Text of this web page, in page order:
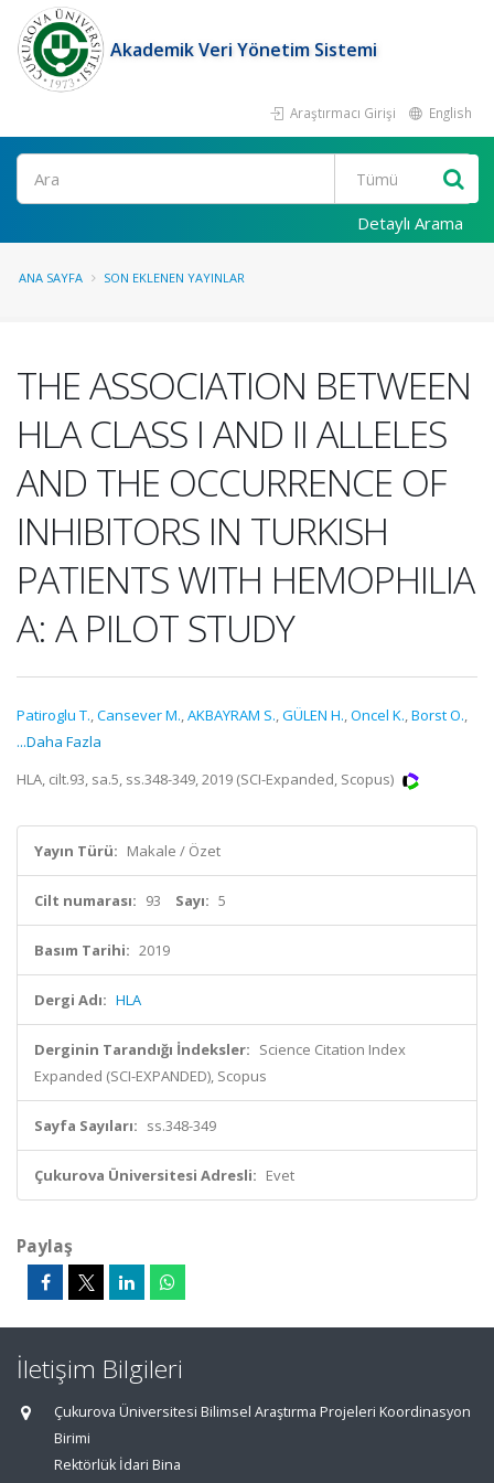
Akademik Veri Yönetim Sistemi
Araştırmacı Girişi English
Ara
Detaylı Arama
ANA SAYFA SON EKLENEN YAYINLAR
THE ASSOCIATION BETWEEN
HLA CLASS I AND II ALLELES
AND THE OCCURRENCE OF
INHIBITORS IN TURKISH
PATIENTS WITH HEMOPHILIA
A: A PILOT STUDY
Patiroglu T.,Cansever M.,AKBAYRAM S.,GÜLEN H.,Oncel K.,Borst O.,
...Daha Fazla
HLA, cilt.93, sa.5, ss.348-349, 2019 (SCI-Expanded, Scopus)
Yayın Türü: Makale / Özet
Cilt numarası: 93 Sayı: 5
Basım Tarihi: 2019
Dergi Adı: HLA
Derginin Tarandığı İndeksler: Science Citation Index
Expanded (SCI-EXPANDED), Scopus
Sayfa Sayıları: ss.348-349
Çukurova Üniversitesi Adresli: Evet
Paylaş
İletişim Bilgileri
Çukurova Üniversitesi Bilimsel Araştırma Projeleri Koordinasyon
Birimi
Rektörlük İdari Bina